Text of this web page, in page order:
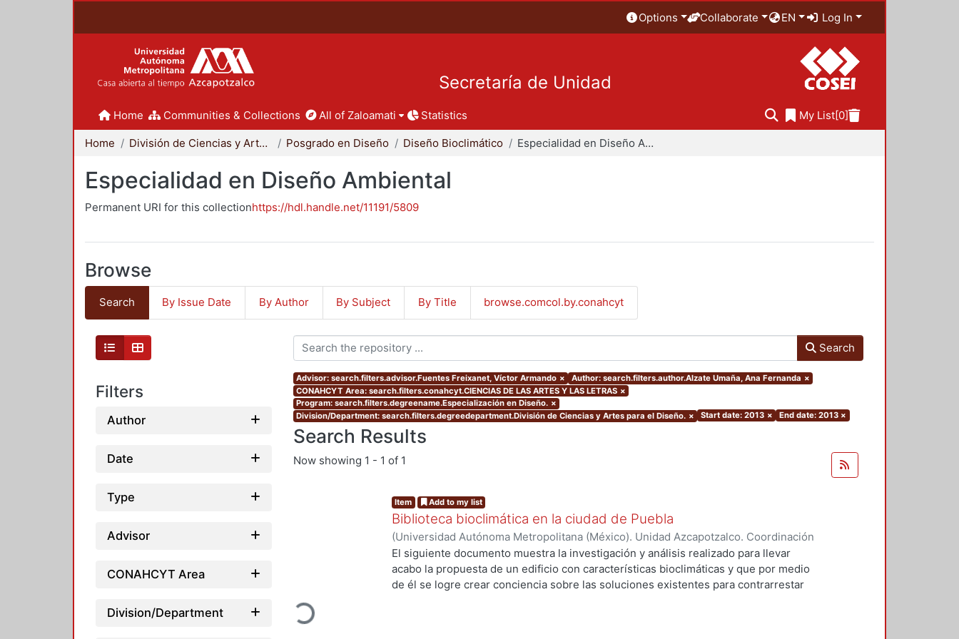
Options Collaborate EN Log In
Secretaría de Unidad
Home Communities & Collections All of Zaloamati Statistics My List[0]
Home División de Ciencias y Artes para el Diseño Posgrado en Diseño Diseño Bioclimático Especialidad en Diseño Ambiental
Especialidad en Diseño Ambiental
Permanent URI for this collectionhttps://hdl.handle.net/11191/5809
Browse
Search By Issue Date By Author By Subject By Title browse.comcol.by.conahcyt
Filters
Author
Date
Type
Advisor
CONAHCYT Area
Division/Department
Search
Advisor: search.filters.advisor.Fuentes Freixanet, Víctor Armando × Author: search.filters.author.Alzate Umaña, Ana Fernanda ×
CONAHCYT Area: search.filters.conahcyt.CIENCIAS DE LAS ARTES Y LAS LETRAS ×
Program: search.filters.degreename.Especialización en Diseño. ×
Division/Department: search.filters.degreedepartment.División de Ciencias y Artes para el Diseño. × Start date: 2013 × End date: 2013 ×
Search Results
Now showing 1 - 1 of 1
Loading...
Item Add to my list
Biblioteca bioclimática en la ciudad de Puebla
(Universidad Autónoma Metropolitana (México). Unidad Azcapotzalco. Coordinación
de Servicios de Información.,2013-07)Alzate Umaña, Ana Fernanda
El siguiente documento muestra la investigación y análisis realizado para llevar
acabo la propuesta de un edificio con características bioclimáticas y que por medio
de él se logre crear conciencia sobre las soluciones existentes para contrarrestar